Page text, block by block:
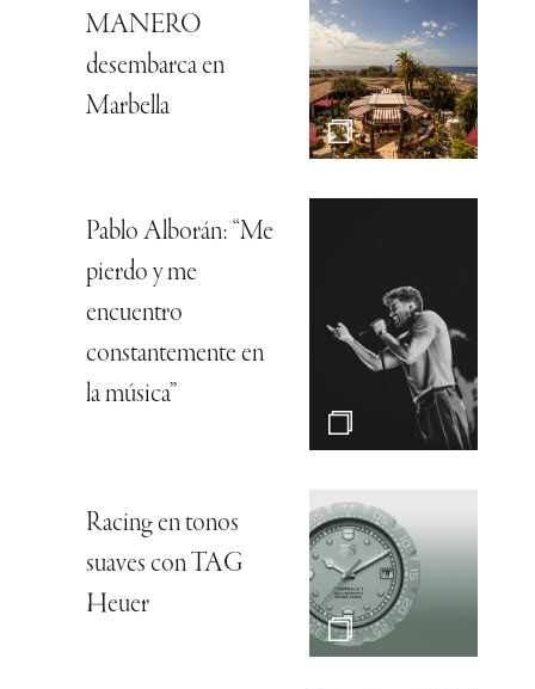
MANERO
desembarca en
Marbella
Pablo Alborán: “Me
pierdo y me
encuentro
constantemente en
la música”
Racing en tonos
suaves con TAG
Heuer